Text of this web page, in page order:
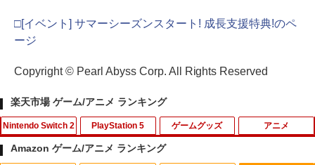
□[イベント] サマーシーズンスタート! 成長支援特典!のペ
ージ
Copyright © Pearl Abyss Corp. All Rights Reserved
楽天市場 ゲーム/アニメ ランキング
Nintendo Switch 2 PlayStation 5 ゲームグッズ アニメ
Amazon ゲーム/アニメ ランキング